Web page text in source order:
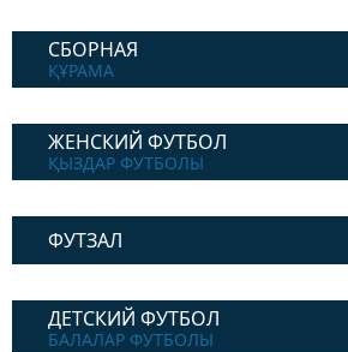
СБОРНАЯ
ҚҰРАМА
ЖЕНСКИЙ ФУТБОЛ
ҚЫЗДАР ФУТБОЛЫ
ФУТЗАЛ
ДЕТСКИЙ ФУТБОЛ
БАЛАЛАР ФУТБОЛЫ